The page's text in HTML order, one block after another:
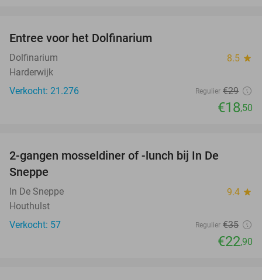
Entree voor het Dolfinarium
Dolfinarium 8.5 star
Harderwijk
Verkocht: 21.276
Regulier €29
€18,50
2-gangen mosseldiner of -lunch bij In De
Sneppe
In De Sneppe 9.4 star
Houthulst
Verkocht: 57
Regulier €35
€22,90